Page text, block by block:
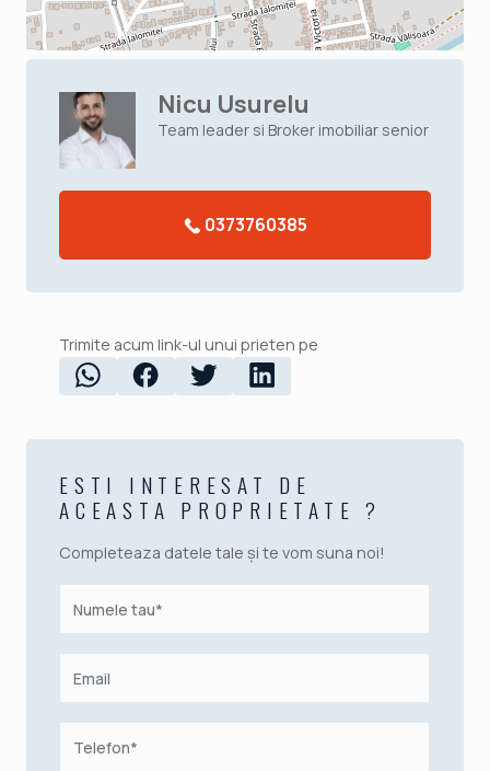
Nicu Usurelu
Team leader si Broker imobiliar senior
0373760385
Trimite acum link-ul unui prieten pe
ESTI INTERESAT DE
ACEASTA PROPRIETATE ?
Completeaza datele tale și te vom suna noi!